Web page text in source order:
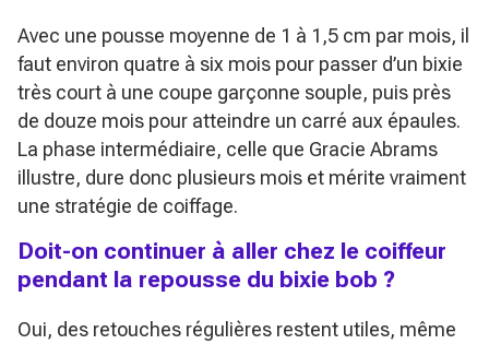
Avec une pousse moyenne de 1 à 1,5 cm par mois, il
faut environ quatre à six mois pour passer d’un bixie
très court à une coupe garçonne souple, puis près
de douze mois pour atteindre un carré aux épaules.
La phase intermédiaire, celle que Gracie Abrams
illustre, dure donc plusieurs mois et mérite vraiment
une stratégie de coiffage.
Doit-on continuer à aller chez le coiffeur
pendant la repousse du bixie bob ?
Oui, des retouches régulières restent utiles, même